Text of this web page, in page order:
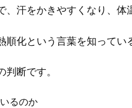
、汗をかきやすくなり、体
順化という言葉を知ってい
断です。
るのか